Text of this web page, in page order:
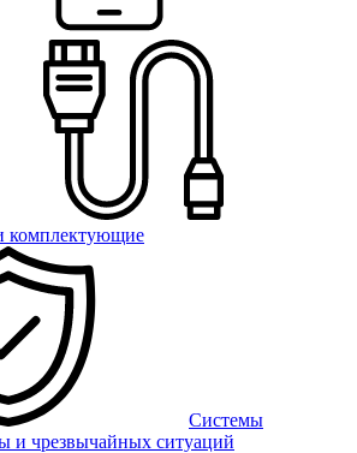
Системы
и чрезвычайных ситуаций